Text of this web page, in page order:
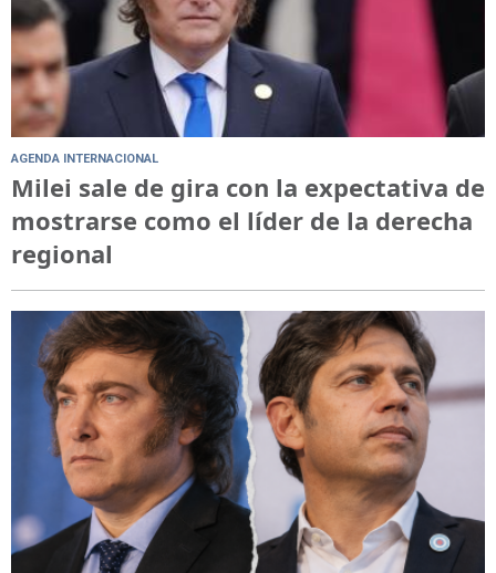
AGENDA INTERNACIONAL
Milei sale de gira con la expectativa de
mostrarse como el líder de la derecha
regional